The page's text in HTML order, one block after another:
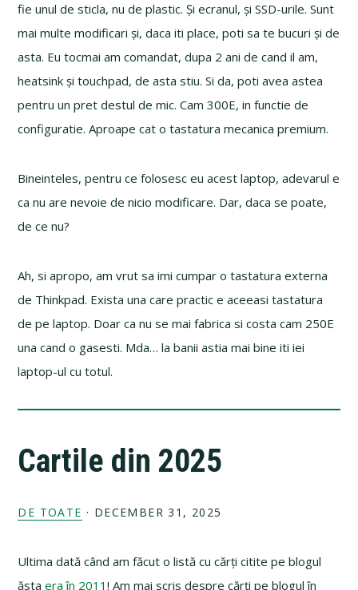
fie unul de sticla, nu de plastic. Și ecranul, și SSD-urile. Sunt
mai multe modificari și, daca iti place, poti sa te bucuri și de
asta. Eu tocmai am comandat, dupa 2 ani de cand il am,
heatsink și touchpad, de asta stiu. Si da, poti avea astea
pentru un pret destul de mic. Cam 300E, in functie de
configuratie. Aproape cat o tastatura mecanica premium.
Bineinteles, pentru ce folosesc eu acest laptop, adevarul e
ca nu are nevoie de nicio modificare. Dar, daca se poate,
de ce nu?
Ah, si apropo, am vrut sa imi cumpar o tastatura externa
de Thinkpad. Exista una care practic e aceeasi tastatura
de pe laptop. Doar ca nu se mai fabrica si costa cam 250E
una cand o gasesti. Mda… la banii astia mai bine iti iei
laptop-ul cu totul.
Cartile din 2025
DE TOATE · DECEMBER 31, 2025
Ultima dată când am făcut o listă cu cărți citite pe blogul
ăstaera în 2011! Am mai scris despre cărți pe blogul în